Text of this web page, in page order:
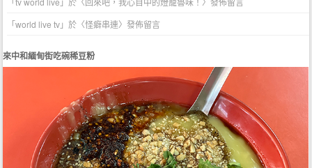
「world live tv」於〈怪癖串連〉發佈留言
來中和緬甸街吃碗稀豆粉